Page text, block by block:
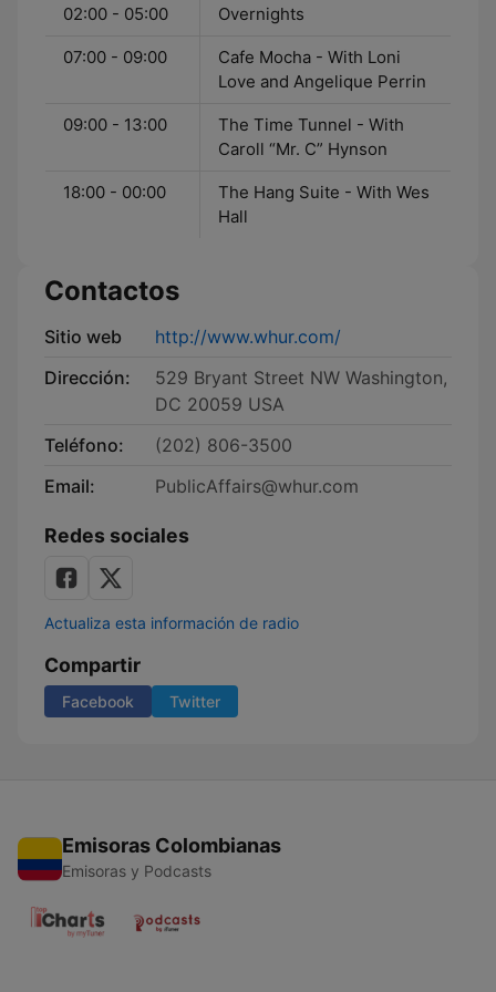
02:00 - 05:00 Overnights
07:00 - 09:00
Cafe Mocha - With Loni
Love and Angelique Perrin
09:00 - 13:00
The Time Tunnel - With
Caroll “Mr. C” Hynson
18:00 - 00:00
The Hang Suite - With Wes
Hall
Contactos
Sitio web
http://www.whur.com/
Dirección:
529 Bryant Street NW Washington,
DC 20059 USA
Teléfono:
(202) 806-3500
Email:
PublicAffairs@whur.com
Redes sociales
Actualiza esta información de radio
Compartir
Facebook Twitter
Emisoras Colombianas
Emisoras y Podcasts